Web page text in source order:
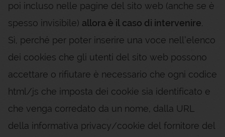
poi incluso nelle pagine del sito web (anche se è
spesso invisibile) allora è il caso di intervenire.
Sì, perché per poter inserire una voce nell’elenco
dei cookies che gli utenti del sito web possono
accettare o rifiutare è necessario che ogni codice
html/js che imposta dei cookie sia identificato e
che venga corredato da un nome, dalla URL
della informativa privacy/cookie del fornitore del